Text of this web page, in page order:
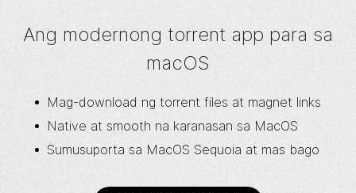
Ang modernong torrent app para sa
macOS
Mag-download ng torrent files at magnet links
Native at smooth na karanasan sa MacOS
Sumusuporta sa MacOS Sequoia at mas bago